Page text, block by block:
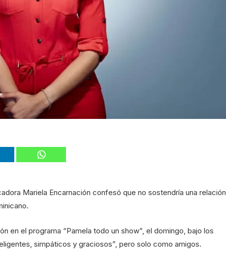
Mariela Encarnación confesó que no sostendría una relación
en el programa “Pamela todo un show”, el domingo, bajo los
simpáticos y graciosos”, pero solo como amigos.